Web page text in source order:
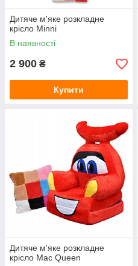
Дитяче м'яке розкладне
крісло Minni
В наявності
2 900 ₴
Купити
Дитяче м'яке розкладне
крісло Mac Queen